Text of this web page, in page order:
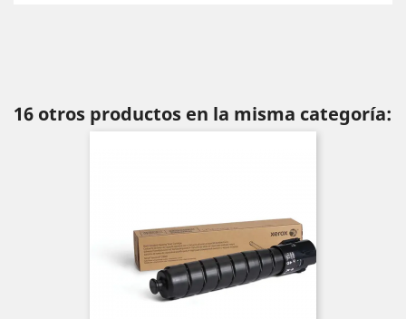
16 otros productos en la misma categoría: